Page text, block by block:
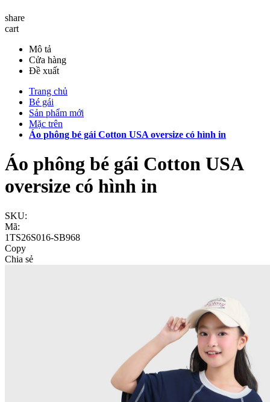
share
cart
Mô tả
Cửa hàng
Đề xuất
Trang chủ
Bé gái
Sản phẩm mới
Mặc trên
Áo phông bé gái Cotton USA oversize có hình in
Áo phông bé gái Cotton USA
oversize có hình in
SKU:
Mã:
1TS26S016-SB968
Copy
Chia sẻ